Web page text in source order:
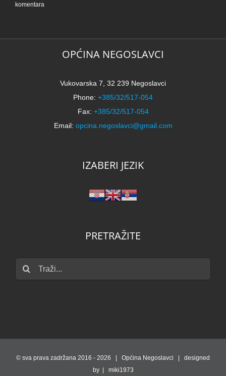
komentara
OPĆINA NEGOSLAVCI
Vukovarska 7, 32 239 Negoslavci
Phone: +385/32/517-054
Fax: +385/32/517-054
Email: opcina.negoslavci@gmail.com
IZABERI JEZIK
PRETRAŽITE
Traži...
© sva prava zadržana 2016 - 2026 | Općina Negoslavci | designed
by | miki1973